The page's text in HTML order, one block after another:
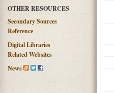
OTHER RESOURCES
Secondary Sources
Reference
Digital Libraries
Related Websites
News